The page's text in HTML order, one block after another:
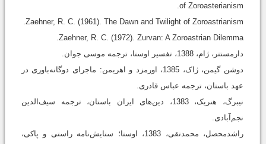
of Zoroasterianism.
Zaehner, R. C. (1961). The Dawn and Twilight of Zoroastrianism.
Zaehner, R. C. (1972). Zurvan: A Zoroastrian Dilemma.
دارمستتر، ژام، 1388، تفسیر اوستا، ترجمه موسی جوان.
دوشن گیمن، ژاک، 1385، اورمزد و اهریمن: ماجرای دوگانه‌باوری در
عهد باستان، ترجمه عباس قادری.
نیبرگ، هنریک، 1383، دین‌های ایران باستان، ترجمه سیف‌الدین
نجم‌آبادی.
راشدمحصل، محمدتقی، 1383، اوستا؛ ستایش‌نامه راستی و پاکی،